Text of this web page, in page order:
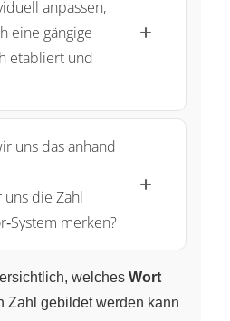
anpassen,
eine gängige
etabliert und
uns das anhand
die Zahl
merken?
welches Wort
Zahl gebildet werden kann